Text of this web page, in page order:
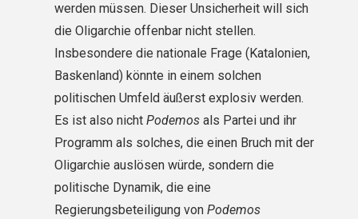
werden müssen. Dieser Unsicherheit will sich
die Oligarchie offenbar nicht stellen.
Insbesondere die nationale Frage (Katalonien,
Baskenland) könnte in einem solchen
politischen Umfeld äußerst explosiv werden.
Es ist also nicht Podemosals Partei und ihr
Programm als solches, die einen Bruch mit der
Oligarchie auslösen würde, sondern die
politische Dynamik, die eine
Regierungsbeteiligung von Podemos